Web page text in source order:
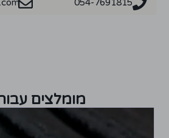
054-7691815
מומלצים